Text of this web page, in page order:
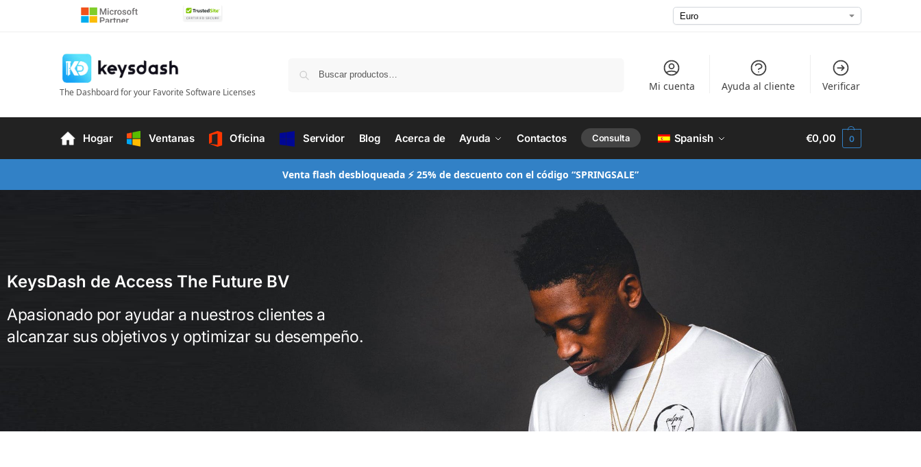
The Dashboard for your Favorite Software Licenses Mi cuenta Ayuda al cliente Verificar
Hogar Ventanas Oficina Servidor Blog Acerca de Ayuda Contactos Consulta Spanish €0,00 0
Venta flash desbloqueada ⚡ 25% de descuento con el código “SPRINGSALE”
KeysDash de Access The Future BV
Apasionado por ayudar a nuestros clientes a
alcanzar sus objetivos y optimizar su desempeño.